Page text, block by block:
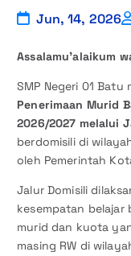
Jun, 14, 2026
Assalamu’alaikum
SMP Negeri 01 Batu
Penerimaan Murid
2026/2027 melalui
berdomisili di
oleh Pemerintah
Jalur Domisili
kesempatan belajar
murid dan kuota
masing RW di